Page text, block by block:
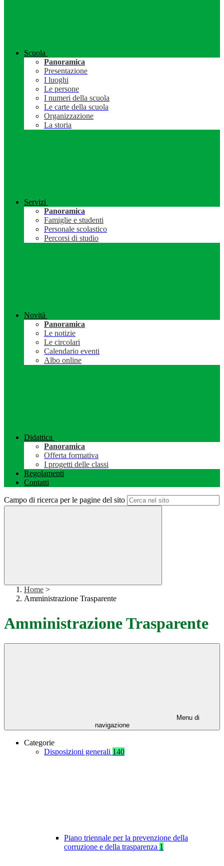
Scuola
Panoramica
Presentazione
I luoghi
Le persone
I numeri della scuola
Le carte della scuola
Organizzazione
La storia
Servizi
Panoramica
Famiglie e studenti
Personale scolastico
Percorsi di studio
Novità
Panoramica
Le notizie
Le circolari
Calendario eventi
Albo online
Didattica
Panoramica
Offerta formativa
I progetti delle classi
Regolamenti
Contatti
Campo di ricerca per le pagine del sito
Home >
Amministrazione Trasparente
Amministrazione Trasparente
Menu di
navigazione
Categorie
Disposizioni generali 140
Piano triennale per la prevenzione della
corruzione e della trasparenza 1